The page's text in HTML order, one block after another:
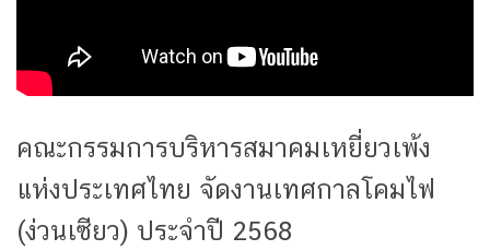
คณะกรรมการบริหารสมาคมเหยี่ยวเพ้ง
แห่งประเทศไทย จัดงานเทศกาลโคมไฟ
(ง่วนเซียว) ประจำปี 2568